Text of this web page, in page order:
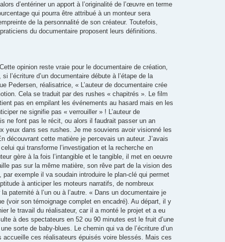
d’entériner un apport à l’originalité de l’œuvre en terme
qui pourra être attribué à un monteur sera
de la personnalité de son créateur. Toutefois,
du documentaire proposent leurs définitions.
opinion reste vraie pour le documentaire de création,
l’écriture d’un documentaire débute à l’étape de la
Pedersen, réalisatrice, « L’auteur de documentaire crée
Cela se traduit par des rushes « chapitrés ». Le film
pas en empilant les événements au hasard mais en les
ne signifie pas « verrouiller » ! L’auteur de
ne font pas le récit, ou alors il faudrait passer un an
yeux dans ses rushes. Je me souviens avoir visionné les
découvrant cette matière je percevais un auteur. J’avais
qui transforme l’investigation et la recherche en
gère à la fois l’intangible et le tangible, il met en oeuvre
pas sur la même matière, son rêve part de la vision des
par exemple il va soudain introduire le plan-clé qui permet
à anticiper les moteurs narratifs, de nombreux
paternité à l’un ou à l’autre. « Dans un documentaire je
(voir son témoignage complet en encadré). Au départ, il y
le travail du réalisateur, car il a monté le projet et a eu
à des spectateurs en 52 ou 90 minutes est le fruit d’une
sorte de baby-blues. Le chemin qui va de l’écriture d’un
accueille ces réalisateurs épuisés voire blessés. Mais ces